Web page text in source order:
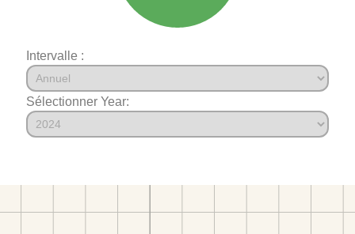
Intervalle :
Sélectionner Year: